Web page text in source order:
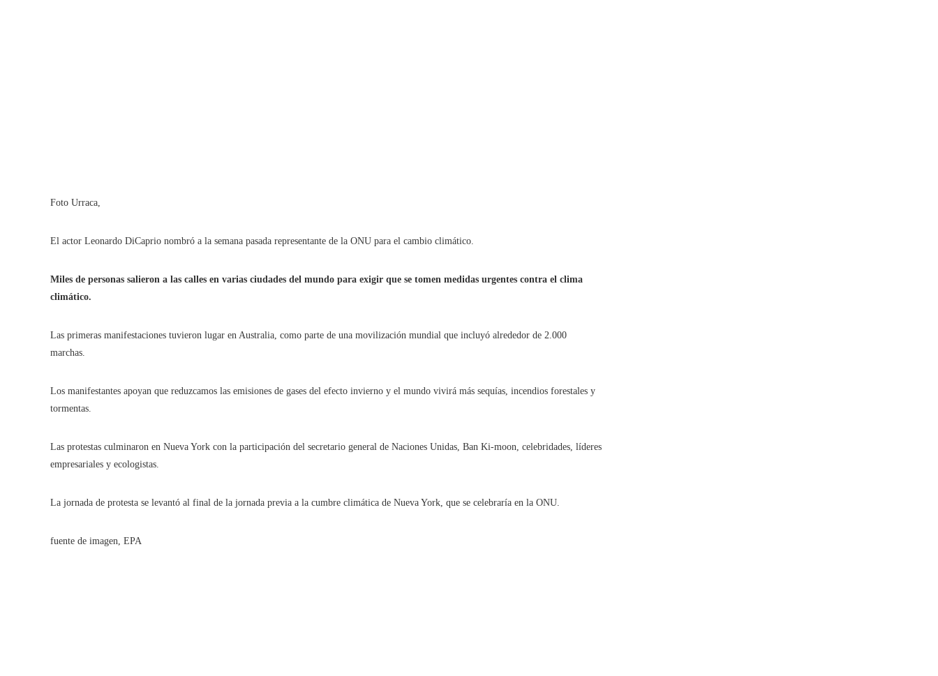
Foto Urraca,
El actor Leonardo DiCaprio nombró a la semana pasada representante de la ONU para el cambio climático.
Miles de personas salieron a las calles en varias ciudades del mundo para exigir que se tomen medidas urgentes contra el clima
climático.
Las primeras manifestaciones tuvieron lugar en Australia, como parte de una movilización mundial que incluyó alrededor de 2.000
marchas.
Los manifestantes apoyan que reduzcamos las emisiones de gases del efecto invierno y el mundo vivirá más sequías, incendios forestales y
tormentas.
Las protestas culminaron en Nueva York con la participación del secretario general de Naciones Unidas, Ban Ki-moon, celebridades, líderes
empresariales y ecologistas.
La jornada de protesta se levantó al final de la jornada previa a la cumbre climática de Nueva York, que se celebraría en la ONU.
fuente de imagen, EPA